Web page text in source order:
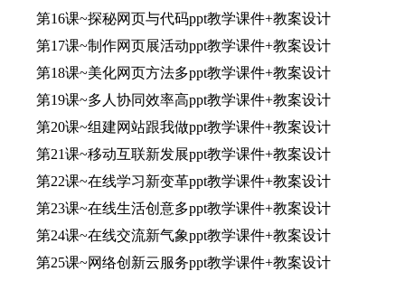
第16课~探秘网页与代码ppt教学课件+教案设计
第17课~制作网页展活动ppt教学课件+教案设计
第18课~美化网页方法多ppt教学课件+教案设计
第19课~多人协同效率高ppt教学课件+教案设计
第20课~组建网站跟我做ppt教学课件+教案设计
第21课~移动互联新发展ppt教学课件+教案设计
第22课~在线学习新变革ppt教学课件+教案设计
第23课~在线生活创意多ppt教学课件+教案设计
第24课~在线交流新气象ppt教学课件+教案设计
第25课~网络创新云服务ppt教学课件+教案设计